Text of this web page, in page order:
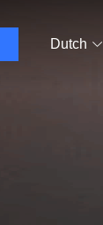
Dutch